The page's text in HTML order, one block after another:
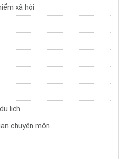
xã hội
lịch
chuyên môn